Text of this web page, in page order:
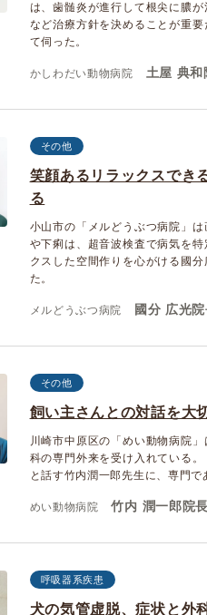
は、歯髄炎が進行して根尖に膿
など治療方針を決めることが重
て伺った。
かしわだい動物病院 土屋 典和
その他
笑顔あるリラックスでき
る
小山市の「メルどうぶつ病院」
や下痢は、超音波検査で病気を
クスした空間作りを心がける國
た。
メルどうぶつ病院 國分 広光
その他
飼い主さんとの対話を大
川崎市中原区の「めい動物病院
科の専門外来を受け入れている
と話す竹内潤一郎先生に、専門
めい動物病院 竹内 潤一郎院長
呼吸器系疾患
犬の気管虚脱、症状と外